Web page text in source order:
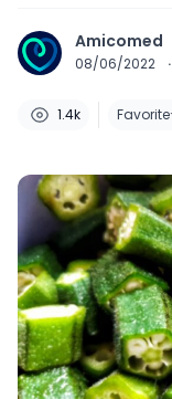
Amicomed
08/06/2022 ·
1.4k Favorite